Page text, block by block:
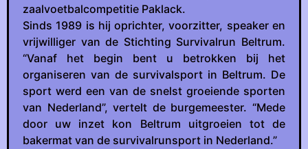
zaalvoetbalcompetitie Paklack.
Sinds 1989 is hij oprichter, voorzitter, speaker en
vrijwilliger van de Stichting Survivalrun Beltrum.
“Vanaf het begin bent u betrokken bij het
organiseren van de survivalsport in Beltrum. De
sport werd een van de snelst groeiende sporten
van Nederland”, vertelt de burgemeester. “Mede
door uw inzet kon Beltrum uitgroeien tot de
bakermat van de survivalrunsport in Nederland.”